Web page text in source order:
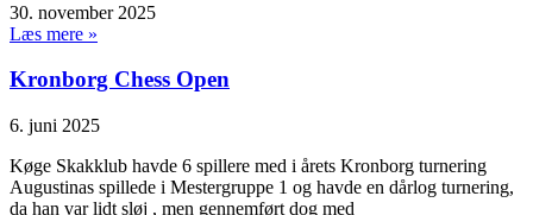
30. november 2025
Læs mere »
Kronborg Chess Open
6. juni 2025
Køge Skakklub havde 6 spillere med i årets Kronborg turnering
Augustinas spillede i Mestergruppe 1 og havde en dårlog turnering,
da han var lidt sløj , men gennemført dog med